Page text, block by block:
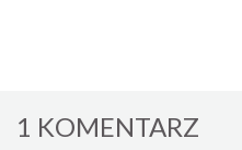
1 KOMENTARZ